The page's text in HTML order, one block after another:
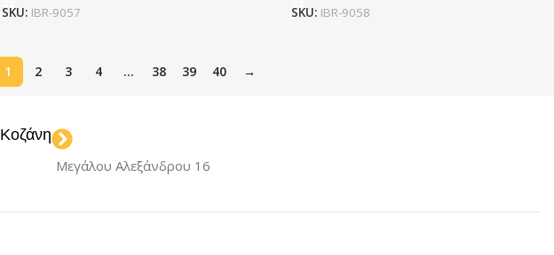
SKU: IBR-9057 SKU: IBR-9058
1 2 3 4 … 38 39 40 →
Κοζάνη
Μεγάλου Αλεξάνδρου 16